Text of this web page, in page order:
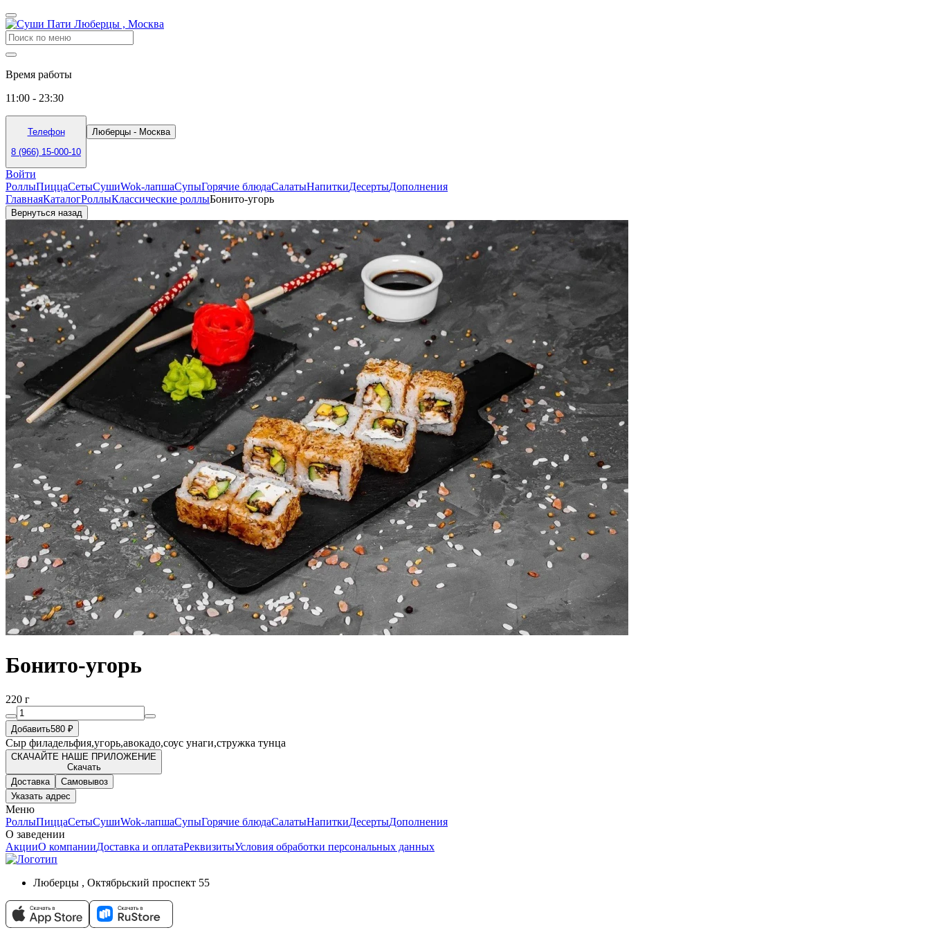
Время работы
11:00 - 23:30
Телефон
8 (966) 15-000-10
Люберцы - Москва
Войти
РоллыПиццаСетыСушиWok-лапшаСупыГорячие блюдаСалатыНапиткиДесертыДополнения
ГлавнаяКаталогРоллыКлассические роллыБонито-угорь
Вернуться назад
Бонито-угорь
220 г
Добавить580 ₽
Сыр филадельфия,угорь,авокадо,соус унаги,стружка тунца
СКАЧАЙТЕ НАШЕ ПРИЛОЖЕНИЕ
Скачать
Доставка
Самовывоз
Указать адрес
Меню
РоллыПиццаСетыСушиWok-лапшаСупыГорячие блюдаСалатыНапиткиДесертыДополнения
О заведении
АкцииО компанииДоставка и оплатаРеквизитыУсловия обработки персональных данных
Люберцы , Октябрьский проспект 55